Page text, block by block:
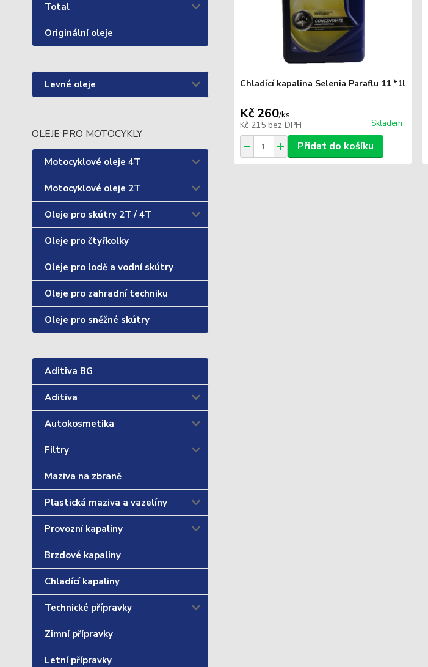
Total
Originální oleje
Levné oleje
OLEJE PRO MOTOCYKLY
Motocyklové oleje 4T
Motocyklové oleje 2T
Oleje pro skútry 2T / 4T
Oleje pro čtyřkolky
Oleje pro lodě a vodní skútry
Oleje pro zahradní techniku
Oleje pro sněžné skútry
Aditiva BG
Aditiva
Autokosmetika
Filtry
Maziva na zbraně
Plastická maziva a vazelíny
Provozní kapaliny
Brzdové kapaliny
Chladící kapaliny
Technické přípravky
Zimní přípravky
Letní přípravky
Chladící kapalina Selenia Paraflu 11 *1l
Kč 260/ks
Kč 215 bez DPH Skladem
Přidat do košíku